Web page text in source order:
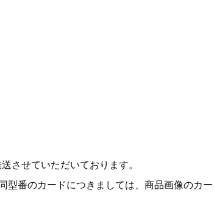
させていただいております。
型番のカードにつきましては、商品画像のカ